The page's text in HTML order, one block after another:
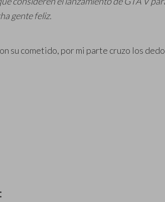
gente feliz.
su cometido, por mi parte cruzo los